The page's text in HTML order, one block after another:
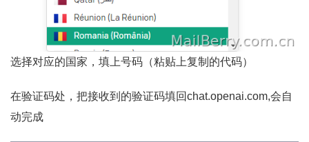
选择对应的国家，填上号码（粘贴上复制的代码）
在验证码处，把接收到的验证码填回chat.openai.com,会自
动完成